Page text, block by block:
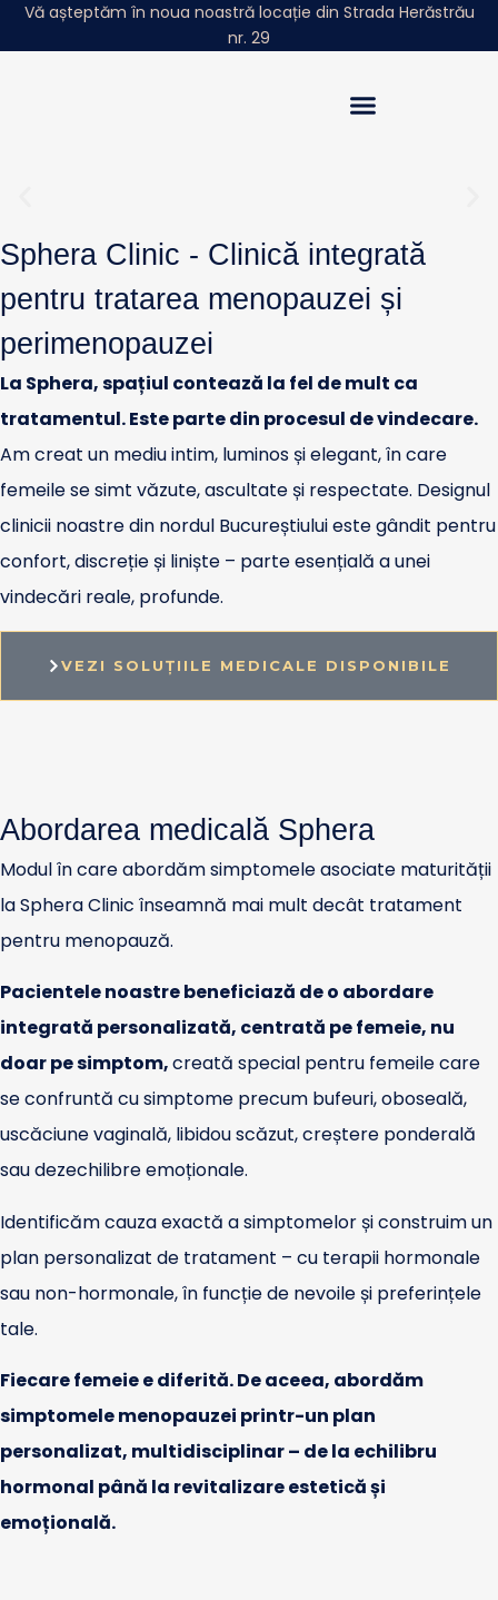
Vă așteptăm în noua noastră locație din Strada Herăstrău
nr. 29
Clinică pentru sănătatea femeii
mature, cu o abordare
integrată a perimenopauzei
și menopauzei
Te ajutăm să-ți regăsești echilibrul - de la confortul
emoțional, la expertiza medicală, închidem cercul complet
al îngrijirii.
PROGRAMEAZĂ-TE →
Sphera Clinic - Clinică integrată
pentru tratarea menopauzei și
perimenopauzei
La Sphera, spațiul contează la fel de mult ca
tratamentul. Este parte din procesul de vindecare.
Am creat un mediu intim, luminos și elegant, în care
femeile se simt văzute, ascultate și respectate. Designul
clinicii noastre din nordul Bucureștiului este gândit pentru
confort, discreție și liniște – parte esențială a unei
vindecări reale, profunde.
VEZI SOLUȚIILE MEDICALE DISPONIBILE
Abordarea medicală Sphera
Modul în care abordăm simptomele asociate maturității
la Sphera Clinic înseamnă mai mult decât tratament
pentru menopauză.
Pacientele noastre beneficiază de o abordare
integrată personalizată, centrată pe femeie, nu
doar pe simptom,creată special pentru femeile care
se confruntă cu simptome precum bufeuri, oboseală,
uscăciune vaginală, libidou scăzut, creștere ponderală
sau dezechilibre emoționale.
Identificăm cauza exactă a simptomelor și construim un
plan personalizat de tratament – cu terapii hormonale
sau non-hormonale, în funcție de nevoile și preferințele
tale.
Fiecare femeie e diferită. De aceea, abordăm
simptomele menopauzei printr-un plan
personalizat, multidisciplinar – de la echilibru
hormonal până la revitalizare estetică și
emoțională.